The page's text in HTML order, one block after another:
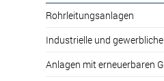
Rohrleitungsanlagen
Industrielle und
Anlagen mit erneuerbaren